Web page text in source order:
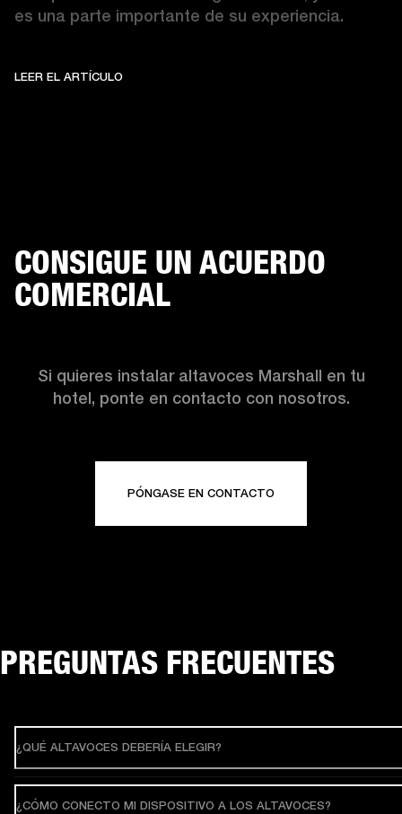
es una parte importante de su experiencia.
LEER EL ARTÍCULOLEER EL ARTÍCULO
CONSIGUE UN ACUERDO
COMERCIAL
Si quieres instalar altavoces Marshall en tu
hotel, ponte en contacto con nosotros.
PÓNGASE EN CONTACTO
PREGUNTAS FRECUENTES
¿QUÉ ALTAVOCES DEBERÍA ELEGIR?
¿CÓMO CONECTO MI DISPOSITIVO A LOS ALTAVOCES?